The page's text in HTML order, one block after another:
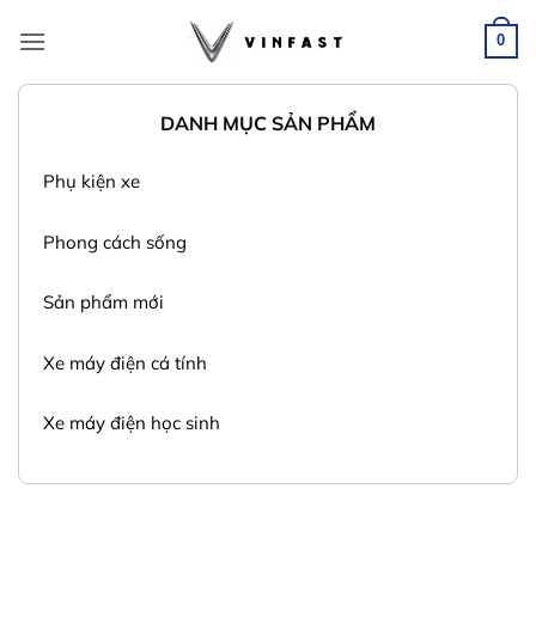
qua
0
DANH MỤC SẢN PHẨM
Phụ kiện xe
Phong cách sống
Sản phẩm mới
Xe máy điện cá tính
Xe máy điện học sinh